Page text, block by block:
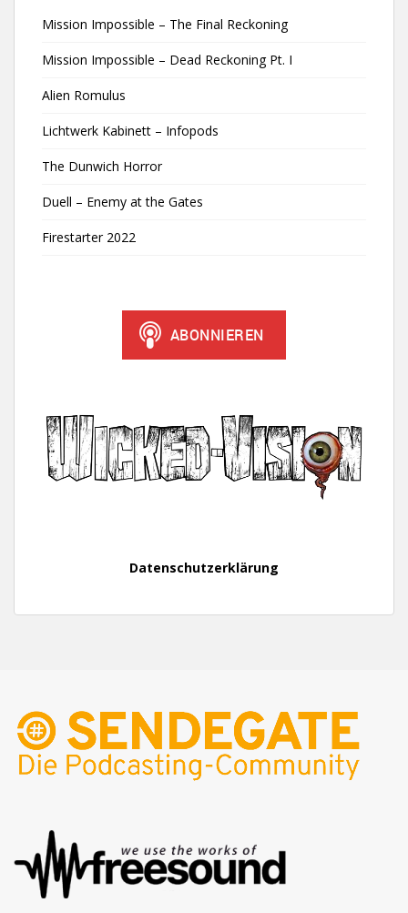
Mission Impossible – The Final Reckoning
Mission Impossible – Dead Reckoning Pt. I
Alien Romulus
Lichtwerk Kabinett – Infopods
The Dunwich Horror
Duell – Enemy at the Gates
Firestarter 2022
Datenschutzerklärung